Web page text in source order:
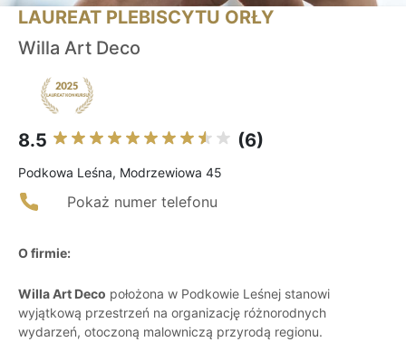
LAUREAT PLEBISCYTU ORŁY
Willa Art Deco
8.5 (6)
Podkowa Leśna, Modrzewiowa 45
Pokaż numer telefonu
O firmie:
Willa Art Deco położona w Podkowie Leśnej stanowi
wyjątkową przestrzeń na organizację różnorodnych
wydarzeń, otoczoną malowniczą przyrodą regionu.